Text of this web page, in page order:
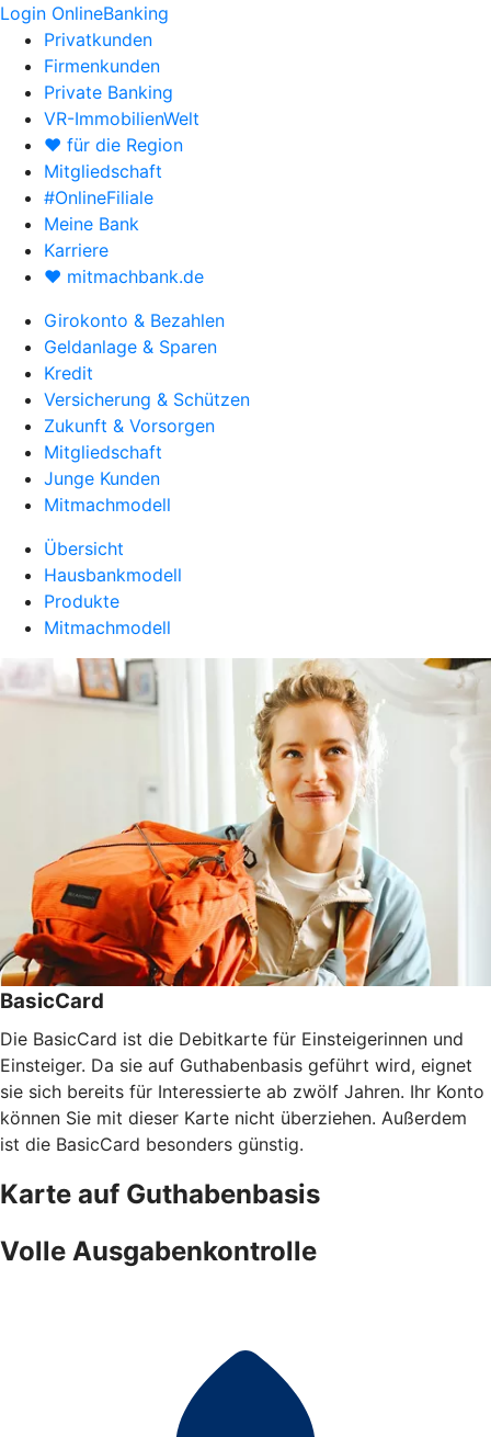
Login OnlineBanking
Privatkunden
Firmenkunden
Private Banking
VR-ImmobilienWelt
♥ für die Region
Mitgliedschaft
#OnlineFiliale
Meine Bank
Karriere
♥ mitmachbank.de
Girokonto & Bezahlen
Geldanlage & Sparen
Kredit
Versicherung & Schützen
Zukunft & Vorsorgen
Mitgliedschaft
Junge Kunden
Mitmachmodell
Übersicht
Hausbankmodell
Produkte
Mitmachmodell
BasicCard
Die BasicCard ist die Debitkarte für Einsteigerinnen und
Einsteiger. Da sie auf Guthabenbasis geführt wird, eignet
sie sich bereits für Interessierte ab zwölf Jahren. Ihr Konto
können Sie mit dieser Karte nicht überziehen. Außerdem
ist die BasicCard besonders günstig.
Karte auf Guthabenbasis
Volle Ausgabenkontrolle